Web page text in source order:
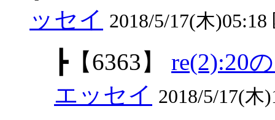
ッセイ 2018/5/17(木)05:18
┣【6363】
re(2):20
エッセイ 2018/5/17(木